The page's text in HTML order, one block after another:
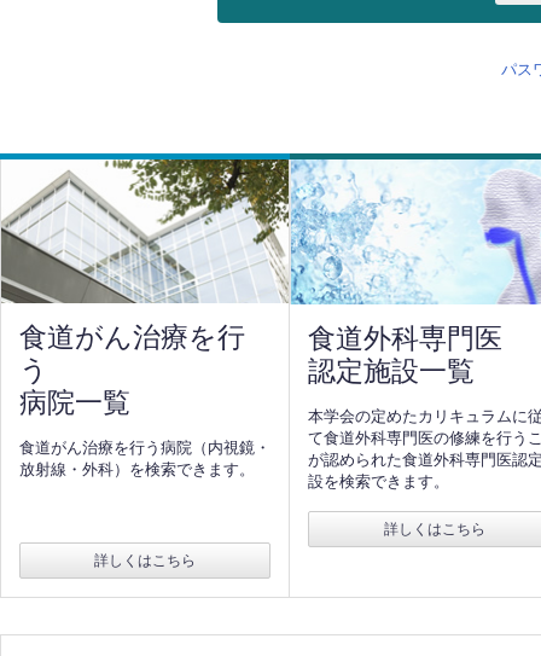
パス
食道がん治療を行
う
病院一覧
食道がん治療を行う病院（内視鏡・
放射線・外科）を検索できます。
詳しくはこちら
食道外科専門医
認定施設一覧
本学会の定めたカリキュラムに
て食道外科専門医の修練を行う
が認められた食道外科専門医認
設を検索できます。
詳しくはこちら